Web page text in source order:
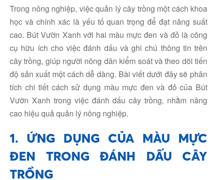
Trong nông nghiệp, việc quản lý cây trồng một cách khoa
học và chính xác là yếu tố quan trọng để đạt năng suất
cao. Bút Vườn Xanh với hai màu mực đen và đỏ là công
cụ hữu ích cho việc đánh dấu và ghi chú thông tin trên
cây trồng, giúp người nông dân kiểm soát và theo dõi tiến
độ sản xuất một cách dễ dàng. Bài viết dưới đây sẽ phân
tích chi tiết cách sử dụng màu mực đen và đỏ của Bút
Vườn Xanh trong việc đánh dấu cây trồng, nhằm nâng
cao hiệu quả quản lý nông nghiệp.
1. ỨNG DỤNG CỦA MÀU MỰC
ĐEN TRONG ĐÁNH DẤU CÂY
TRỒNG